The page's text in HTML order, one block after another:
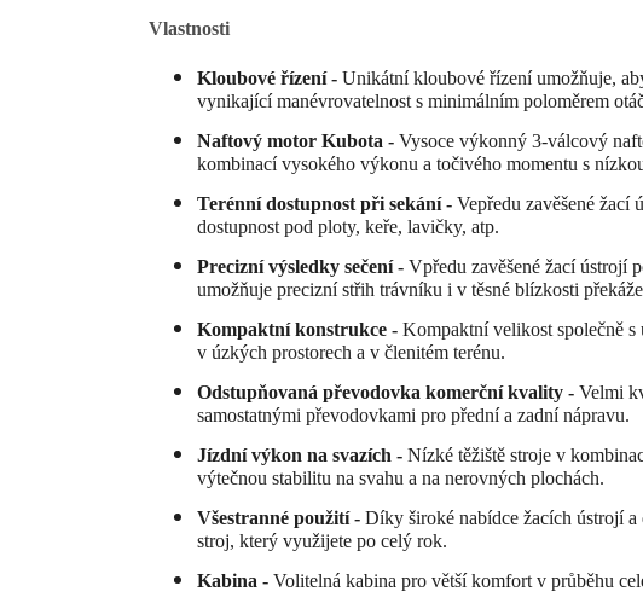
Vlastnosti
Kloubové řízení - Unikátní kloubové řízení umožňuje,
vynikající manévrovatelnost s minimálním poloměrem
Naftový motor Kubota - Vysoce výkonný 3-válcový
kombinací vysokého výkonu a točivého momentu s
Terénní dostupnost při sekání - Vepředu zavěšené
dostupnost pod ploty, keře, lavičky, atp.
Precizní výsledky sečení - Vpředu zavěšené žací ústrojí
umožňuje precizní střih trávníku i v těsné blízkosti
Kompaktní konstrukce - Kompaktní velikost společně
v úzkých prostorech a v členitém terénu.
Odstupňovaná převodovka komerční kvality - Velmi
samostatnými převodovkami pro přední a zadní nápravu.
Jízdní výkon na svazích - Nízké těžiště stroje v
výtečnou stabilitu na svahu a na nerovných plochách.
Všestranné použití - Díky široké nabídce žacích ústrojí a
stroj, který využijete po celý rok.
Kabina - Volitelná kabina pro větší komfort v průběhu